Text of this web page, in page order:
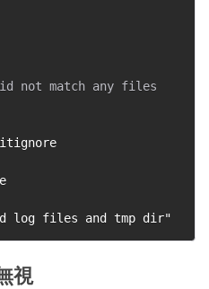
not match any files
log files and tmp dir"
視